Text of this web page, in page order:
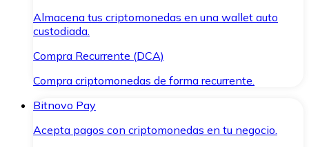
Almacena tus criptomonedas en una wallet auto
custodiada.
Compra Recurrente (DCA)
Compra criptomonedas de forma recurrente.
Bitnovo Pay
Acepta pagos con criptomonedas en tu negocio.